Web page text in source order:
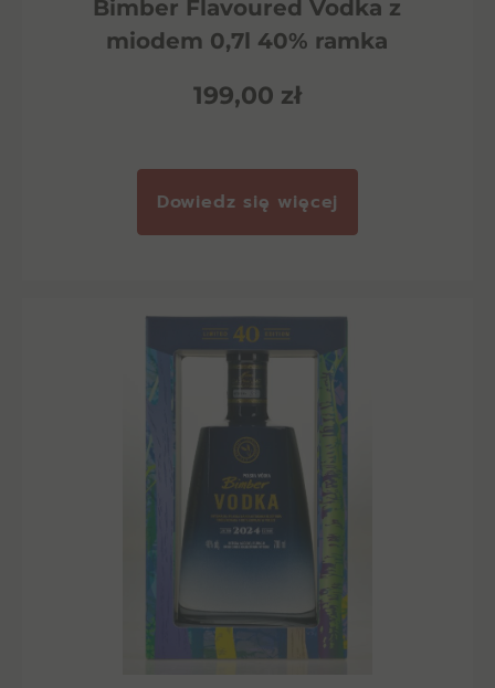
Bimber Flavoured Vodka z
miodem 0,7l 40% ramka
199,00 zł
Dowiedz się więcej